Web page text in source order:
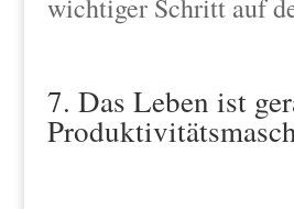
wichtiger Schritt auf
7. Das Leben ist